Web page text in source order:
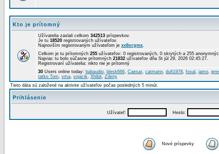
Kto je prítomný
Užívatelia zaslali celkom 342513 príspevkov.
Je tu 18520 registrovaných užívateľov.
Najnovším registrovaným užívateľom je xx8orgmx.
Celkom je tu prítomných 255 užívateľov: 0 registrovaných, 0 skrytých a 255
Najviac tu bolo súčasne prítomných 21832 užívateľov dňa St júl 29, 2026 02:45:27.
Registrovaní užívatelia: nikto nie je prítomný
30 Users online today: babaudio, blesk666, Caesar, catmann, dufi1978, foxal , jamo,
tatko Tom, vma, vojacik, Xhibit, Zdeny
Tieto dáta sú založené na aktivite užívateľov počas posledných 5 minút.
Prihlásenie
Užívateľ: Heslo:
Nové príspevky